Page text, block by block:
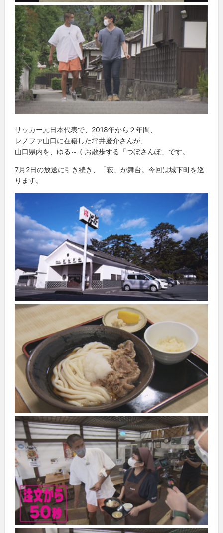
サッカー元日本代表で、2018年から２年間、
レノファ山口に在籍した坪井慶介さんが、
山口県内を、ゆる～くお散歩する「つぼさんぽ」です。
7月2日の放送に引き続き、「萩」が舞台。今回は城下町を巡
ります。